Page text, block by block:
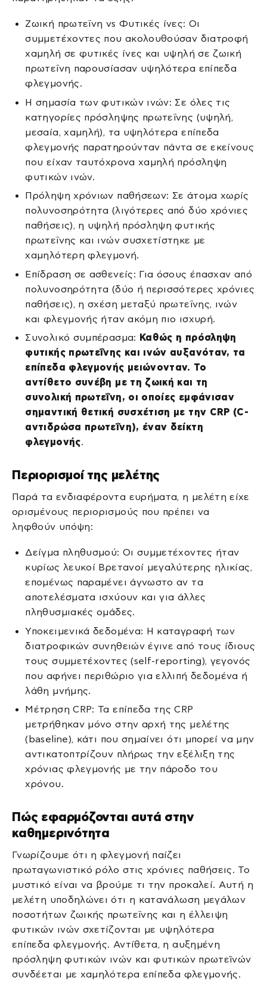
Ζωική πρωτεΐνη vs Φυτικές ίνες: Οι
συμμετέχοντες που ακολουθούσαν διατροφή
χαμηλή σε φυτικές ίνες και υψηλή σε ζωική
πρωτεΐνη παρουσίασαν υψηλότερα επίπεδα
φλεγμονής.
Η σημασία των φυτικών ινών: Σε όλες τις
κατηγορίες πρόσληψης πρωτεΐνης (υψηλή,
μεσαία, χαμηλή), τα υψηλότερα επίπεδα
φλεγμονής παρατηρούνταν πάντα σε εκείνους
που είχαν ταυτόχρονα χαμηλή πρόσληψη
φυτικών ινών.
Πρόληψη χρόνιων παθήσεων: Σε άτομα χωρίς
πολυνοσηρότητα (λιγότερες από δύο χρόνιες
παθήσεις), η υψηλή πρόσληψη φυτικής
πρωτεΐνης και ινών συσχετίστηκε με
χαμηλότερη φλεγμονή.
Επίδραση σε ασθενείς: Για όσους έπασχαν από
πολυνοσηρότητα (δύο ή περισσότερες χρόνιες
παθήσεις), η σχέση μεταξύ πρωτεΐνης, ινών
και φλεγμονής ήταν ακόμη πιο ισχυρή.
Συνολικό συμπέρασμα: Καθώς η πρόσληψη
φυτικής πρωτεΐνης και ινών αυξανόταν, τα
επίπεδα φλεγμονής μειώνονταν. Το
αντίθετο συνέβη με τη ζωική και τη
συνολική πρωτεΐνη, οι οποίες εμφάνισαν
σημαντική θετική συσχέτιση με την CRP (C-
αντιδρώσα πρωτεΐνη), έναν δείκτη
φλεγμονής.
Περιορισμοί της μελέτης
Παρά τα ενδιαφέροντα ευρήματα, η μελέτη είχε
ορισμένους περιορισμούς που πρέπει να
ληφθούν υπόψη:
Δείγμα πληθυσμού: Οι συμμετέχοντες ήταν
κυρίως λευκοί Βρετανοί μεγαλύτερης ηλικίας,
επομένως παραμένει άγνωστο αν τα
αποτελέσματα ισχύουν και για άλλες
πληθυσμιακές ομάδες.
Υποκειμενικά δεδομένα: Η καταγραφή των
διατροφικών συνηθειών έγινε από τους ίδιους
τους συμμετέχοντες (self-reporting), γεγονός
που αφήνει περιθώριο για ελλιπή δεδομένα ή
λάθη μνήμης.
Μέτρηση CRP: Τα επίπεδα της CRP
μετρήθηκαν μόνο στην αρχή της μελέτης
(baseline), κάτι που σημαίνει ότι μπορεί να μην
αντικατοπτρίζουν πλήρως την εξέλιξη της
χρόνιας φλεγμονής με την πάροδο του
χρόνου.
Πώς εφαρμόζονται αυτά στην
καθημερινότητα
Γνωρίζουμε ότι η φλεγμονή παίζει
πρωταγωνιστικό ρόλο στις χρόνιες παθήσεις. Το
μυστικό είναι να βρούμε τι την προκαλεί. Αυτή η
μελέτη υποδηλώνει ότι η κατανάλωση μεγάλων
ποσοτήτων ζωικής πρωτεΐνης και η έλλειψη
φυτικών ινών σχετίζονται με υψηλότερα
επίπεδα φλεγμονής. Αντίθετα, η αυξημένη
πρόσληψη φυτικών ινών και φυτικών πρωτεϊνών
συνδέεται με χαμηλότερα επίπεδα φλεγμονής.